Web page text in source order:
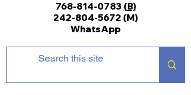
768-814-0783 (B)
242-804-5672 (M)
WhatsApp